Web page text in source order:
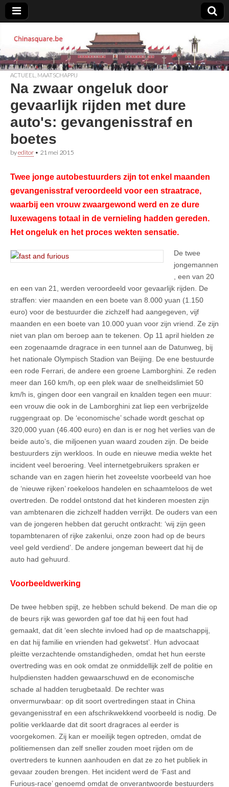
Chinasquare.be
ACTUEEL MAATSCHAPPIJ
Na zwaar ongeluk door
gevaarlijk rijden met dure
auto's: gevangenisstraf en
boetes
byeditor • 21 mei 2015
Twee jonge autobestuurders zijn tot enkel maanden
gevangenisstraf veroordeeld voor een straatrace,
waarbij een vrouw zwaargewond werd en ze dure
luxewagens totaal in de vernieling hadden gereden.
Het ongeluk en het proces wekten sensatie.
De twee
jongemannen
, een van 20
en een van 21, werden veroordeeld voor gevaarlijk rijden. De
straffen: vier maanden en een boete van 8.000 yuan (1.150
euro) voor de bestuurder die zichzelf had aangegeven, vijf
maanden en een boete van 10.000 yuan voor zijn vriend. Ze zijn
niet van plan om beroep aan te tekenen. Op 11 april hielden ze
een zogenaamde dragrace in een tunnel aan de Datunweg, bij
het nationale Olympisch Stadion van Beijing. De ene bestuurde
een rode Ferrari, de andere een groene Lamborghini. Ze reden
meer dan 160 km/h, op een plek waar de snelheidslimiet 50
km/h is, gingen door een vangrail en knalden tegen een muur:
een vrouw die ook in de Lamborghini zat liep een verbrijzelde
ruggengraat op. De ‘economische’ schade wordt geschat op
320,000 yuan (46.400 euro) en dan is er nog het verlies van de
beide auto’s, die miljoenen yuan waard zouden zijn. De beide
bestuurders zijn werkloos. In oude en nieuwe media wekte het
incident veel beroering. Veel internetgebruikers spraken er
schande van en zagen hierin het zoveelste voorbeeld van hoe
de ‘nieuwe rijken’ roekeloos handelen en schaamteloos de wet
overtreden. De roddel ontstond dat het kinderen moesten zijn
van ambtenaren die zichzelf hadden verrijkt. De ouders van een
van de jongeren hebben dat gerucht ontkracht: ‘wij zijn geen
topambtenaren of rijke zakenlui, onze zoon had op de beurs
veel geld verdiend’. De andere jongeman beweert dat hij de
auto had gehuurd.
Voorbeeldwerking
De twee hebben spijt, ze hebben schuld bekend. De man die op
de beurs rijk was geworden gaf toe dat hij een fout had
gemaakt, dat dit ‘een slechte invloed had op de maatschappij,
en dat hij familie en vrienden had gekwetst’. Hun advocaat
pleitte verzachtende omstandigheden, omdat het hun eerste
overtreding was en ook omdat ze onmiddellijk zelf de politie en
hulpdiensten hadden gewaarschuwd en de economische
schade al hadden terugbetaald. De rechter was
onvermurwbaar: op dit soort overtredingen staat in China
gevangenisstraf en een afschrikwekkend voorbeeld is nodig. De
politie verklaarde dat dit soort dragraces al eerder is
voorgekomen. Zij kan er moeilijk tegen optreden, omdat de
politiemensen dan zelf sneller zouden moet rijden om de
overtreders te kunnen aanhouden en dat ze zo het publiek in
gevaar zouden brengen. Het incident werd de ‘Fast and
Furious-race’ genoemd omdat de onverantwoorde bestuurders